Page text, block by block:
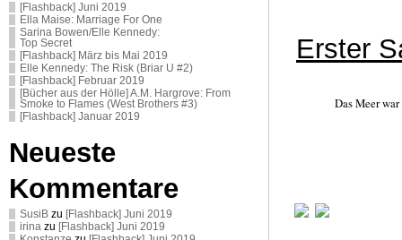
[Flashback] Juni 2019
Ella Maise: Marriage For One
Sarina Bowen/Elle Kennedy:
Top Secret
[Flashback] März bis Mai 2019
Elle Kennedy: The Risk (Briar U #2)
[Flashback] Februar 2019
[Bücher aus der Hölle] A.M. Hargrove: From
Smoke to Flames (West Brothers #3)
[Flashback] Januar 2019
Neueste
Kommentare
SusiB zu [Flashback] Juni 2019
irina zu [Flashback] Juni 2019
Erster
Das Meer